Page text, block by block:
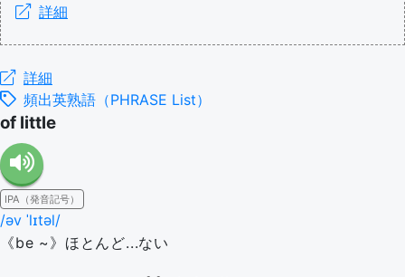
詳細
詳細
頻出英熟語（PHRASE List）
of little
IPA（発音記号）
/əv ˈlɪtəl/
《be ~》ほとんど...ない